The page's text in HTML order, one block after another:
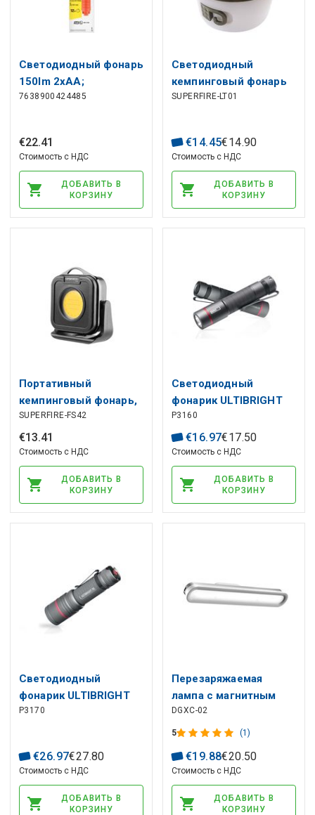
Светодиодный фонарь
150lm 2xAA;
Соответствует: ATEX
7638900424485
€22.41
Стоимость с НДС
ДОБАВИТЬ В
КОРЗИНУ
Светодиодный
кемпинговый фонарь
со светодиодной
C, 1800mAh, 50-250lm
SUPERFIRE-LT01
€14.45€14.90
Стоимость с НДС
ДОБАВИТЬ В
КОРЗИНУ
Портативный
кемпинговый фонарь,
перезаряжаемый USB-
C, 500 лм, CCT 2700K
7000K
SUPERFIRE-FS42
€13.41
Стоимость с НДС
ДОБАВИТЬ В
КОРЗИНУ
Светодиодный
фонарик ULTIBRIGHT
60 170lm 1×AA, EMOS
P3160
€16.97€17.50
Стоимость с НДС
ДОБАВИТЬ В
КОРЗИНУ
Светодиодный
фонарик ULTIBRIGHT
70 340lm 3×AAA, EMOS
P3170
€26.97€27.80
Стоимость с НДС
ДОБАВИТЬ В
КОРЗИНУ
Перезаряжаемая
лампа с магнитным
плавным
регулированием
≥100lm
DGXC-02
5 (1)
€19.88€20.50
Стоимость с НДС
ДОБАВИТЬ В
КОРЗИНУ